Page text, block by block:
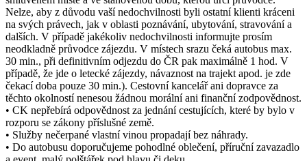
Nelze, aby z důvodu vaší nedochvilnosti byli ostatní klienti kráceni
na svých právech, jak v oblasti poznávání, ubytování, stravování a
dalších. V případě jakékoliv nedochvilnosti informujte prosím
neodkladně průvodce zájezdu. V místech srazu čeká autobus max.
30 min., při definitivním odjezdu do ČR pak maximálně 1 hod. V
případě, že jde o letecké zájezdy, návaznost na trajekt apod. je zde
čekací doba pouze 30 min.). Cestovní kancelář ani dopravce za
těchto okolností nenesou žádnou morální ani finanční zodpovědnost.
• CK nepřebírá odpovědnost za jednání cestujících, které by bylo v
rozporu se zákony příslušné země.
• Služby nečerpané vlastní vinou propadají bez náhrady.
• Do autobusu doporučujeme pohodlné oblečení, příruční zavazadlo